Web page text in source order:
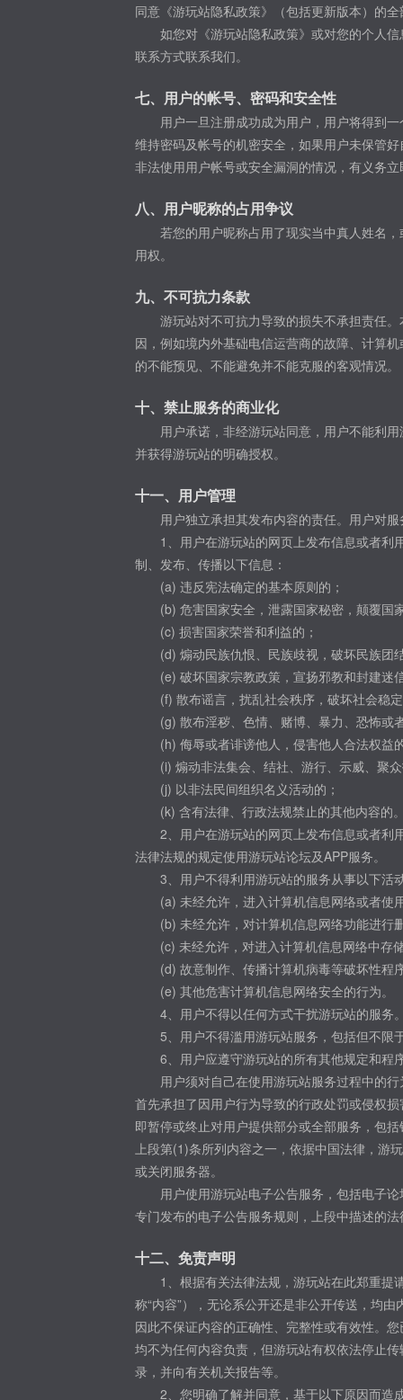
同意《游玩站隐私政策》（包括更新版本）的
如您对《游玩站隐私政策》或对您的个人
联系方式联系我们。
七、用户的帐号、密码和安全性
用户一旦注册成功成为用户，用户将得到
维持密码及帐号的机密安全，如果用户未保管
非法使用用户帐号或安全漏洞的情况，有义务
八、用户昵称的占用争议
若您的用户昵称占用了现实当中真人姓名
用权。
九、不可抗力条款
游玩站对不可抗力导致的损失不承担责任
因，例如境内外基础电信运营商的故障、计算
的不能预见、不能避免并不能克服的客观情况。
十、禁止服务的商业化
用户承诺，非经游玩站同意，用户不能利
并获得游玩站的明确授权。
十一、用户管理
用户独立承担其发布内容的责任。用户对
1、用户在游玩站的网页上发布信息或者
制、发布、传播以下信息：
(a) 违反宪法确定的基本原则的；
(b) 危害国家安全，泄露国家秘密，颠覆国
(c) 损害国家荣誉和利益的；
(d) 煽动民族仇恨、民族歧视，破坏民族团
(e) 破坏国家宗教政策，宣扬邪教和封建迷
(f) 散布谣言，扰乱社会秩序，破坏社会稳
(g) 散布淫秽、色情、赌博、暴力、恐怖或
(h) 侮辱或者诽谤他人，侵害他人合法权益
(i) 煽动非法集会、结社、游行、示威、聚
(j) 以非法民间组织名义活动的；
(k) 含有法律、行政法规禁止的其他内容的
2、用户在游玩站的网页上发布信息或者利
法律法规的规定使用游玩站论坛及APP服务。
3、用户不得利用游玩站的服务从事以下活
(a) 未经允许，进入计算机信息网络或者使
(b) 未经允许，对计算机信息网络功能进行
(c) 未经允许，对进入计算机信息网络中存
(d) 故意制作、传播计算机病毒等破坏性程
(e) 其他危害计算机信息网络安全的行为。
4、用户不得以任何方式干扰游玩站的服务
5、用户不得滥用游玩站服务，包括但不限
6、用户应遵守游玩站的所有其他规定和程
用户须对自己在使用游玩站服务过程中的
首先承担了因用户行为导致的行政处罚或侵权
即暂停或终止对用户提供部分或全部服务，包
上段第(1)条所列内容之一，依据中国法律，游
或关闭服务器。
用户使用游玩站电子公告服务，包括电子
专门发布的电子公告服务规则，上段中描述的
十二、免责声明
1、根据有关法律法规，游玩站在此郑重
称“内容”），无论系公开还是非公开传送，均
因此不保证内容的正确性、完整性或有效性。
均不为任何内容负责，但游玩站有权依法停止
录，并向有关机关报告等。
2、您明确了解并同意，基于以下原因而造